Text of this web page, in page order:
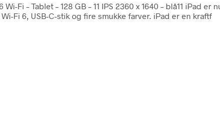
Wi-Fi – Tablet – 128 GB – 11 IPS 2360 x 1640 – blå11 iPad
Fi 6, USB-C-stik og fire smukke farver. iPad er en kraftf